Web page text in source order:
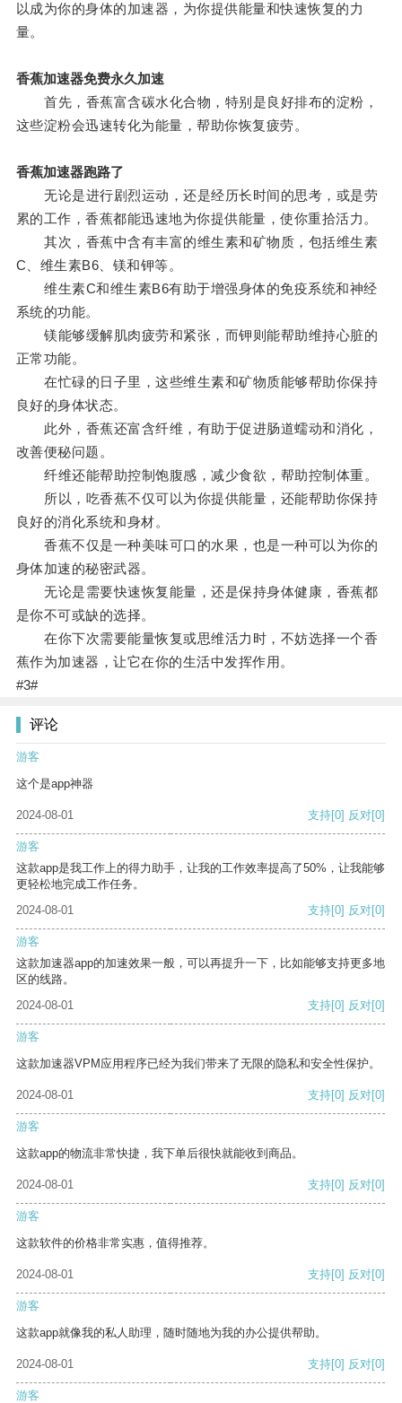
以成为你的身体的加速器，为你提供能量和快速恢复的力
量。
香蕉加速器免费永久加速
首先，香蕉富含碳水化合物，特别是良好排布的淀粉，
这些淀粉会迅速转化为能量，帮助你恢复疲劳。
香蕉加速器跑路了
无论是进行剧烈运动，还是经历长时间的思考，或是劳
累的工作，香蕉都能迅速地为你提供能量，使你重拾活力。
其次，香蕉中含有丰富的维生素和矿物质，包括维生素
C、维生素B6、镁和钾等。
维生素C和维生素B6有助于增强身体的免疫系统和神经
系统的功能。
镁能够缓解肌肉疲劳和紧张，而钾则能帮助维持心脏的
正常功能。
在忙碌的日子里，这些维生素和矿物质能够帮助你保持
良好的身体状态。
此外，香蕉还富含纤维，有助于促进肠道蠕动和消化，
改善便秘问题。
纤维还能帮助控制饱腹感，减少食欲，帮助控制体重。
所以，吃香蕉不仅可以为你提供能量，还能帮助你保持
良好的消化系统和身材。
香蕉不仅是一种美味可口的水果，也是一种可以为你的
身体加速的秘密武器。
无论是需要快速恢复能量，还是保持身体健康，香蕉都
是你不可或缺的选择。
在你下次需要能量恢复或思维活力时，不妨选择一个香
蕉作为加速器，让它在你的生活中发挥作用。
#3#
评论
游客
这个是app神器
2024-08-01 支持[0] 反对[0]
游客
这款app是我工作上的得力助手，让我的工作效率提高了50%，让我能够
更轻松地完成工作任务。
2024-08-01
支持[0] 反对[0]
游客
这款加速器app的加速效果一般，可以再提升一下，比如能够支持更多地
区的线路。
2024-08-01
支持[0] 反对[0]
游客
这款加速器VPM应用程序已经为我们带来了无限的隐私和安全性保护。
2024-08-01 支持[0] 反对[0]
游客
这款app的物流非常快捷，我下单后很快就能收到商品。
2024-08-01 支持[0] 反对[0]
游客
这款软件的价格非常实惠，值得推荐。
2024-08-01 支持[0] 反对[0]
游客
这款app就像我的私人助理，随时随地为我的办公提供帮助。
2024-08-01 支持[0] 反对[0]
游客